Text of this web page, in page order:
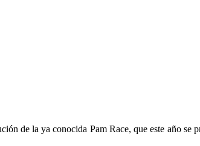
de la ya conocida Pam Race, que este año se